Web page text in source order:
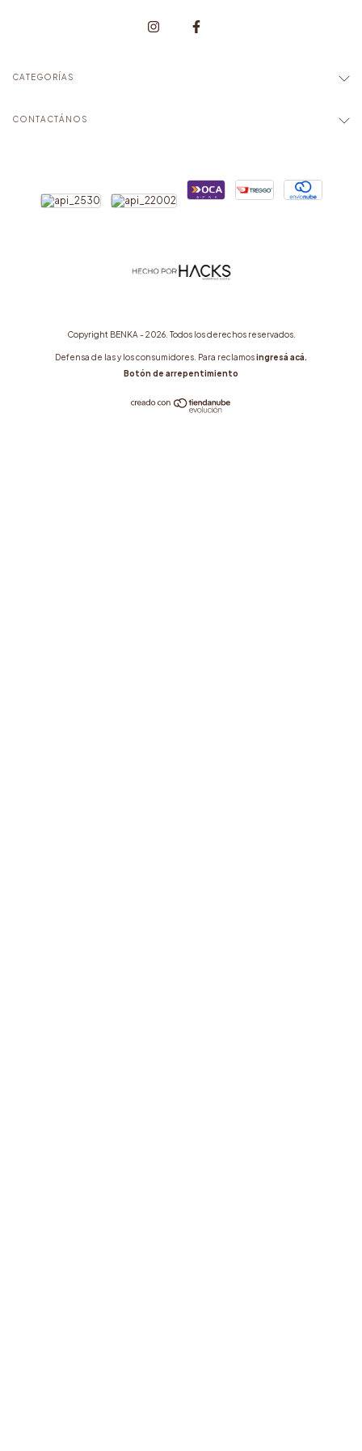
CATEGORÍAS
CONTACTÁNOS
Copyright BENKA - 2026. Todos los derechos reservados.
Defensa de las y los consumidores. Para reclamosingresá acá.
Botón de arrepentimiento